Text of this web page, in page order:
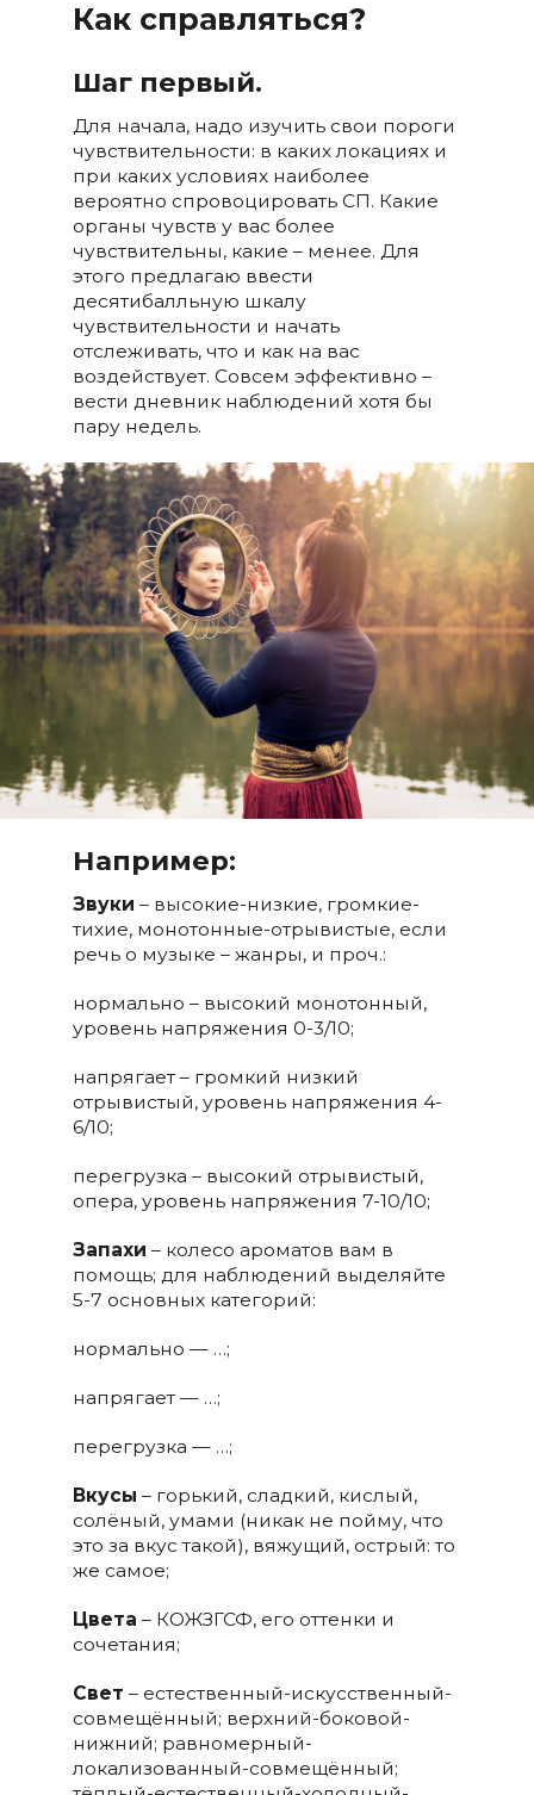
Как справляться?
Шаг первый.
Для начала, надо изучить свои пороги
чувствительности: в каких локациях и
при каких условиях наиболее
вероятно спровоцировать СП. Какие
органы чувств у вас более
чувствительны, какие – менее. Для
этого предлагаю ввести
десятибалльную шкалу
чувствительности и начать
отслеживать, что и как на вас
воздействует. Совсем эффективно –
вести дневник наблюдений хотя бы
пару недель.
Например:
Звуки – высокие-низкие, громкие-
тихие, монотонные-отрывистые, если
речь о музыке – жанры, и проч.:
нормально – высокий монотонный,
уровень напряжения 0-3/10;
напрягает – громкий низкий
отрывистый, уровень напряжения 4-
6/10;
перегрузка – высокий отрывистый,
опера, уровень напряжения 7-10/10;
Запахи – колесо ароматов вам в
помощь; для наблюдений выделяйте
5-7 основных категорий:
нормально — …;
напрягает — …;
перегрузка — …;
Вкусы – горький, сладкий, кислый,
солёный, умами (никак не пойму, что
это за вкус такой), вяжущий, острый: то
же самое;
Цвета – КОЖЗГСФ, его оттенки и
сочетания;
Свет – естественный-искусственный-
совмещённый; верхний-боковой-
нижний; равномерный-
локализованный-совмещённый;